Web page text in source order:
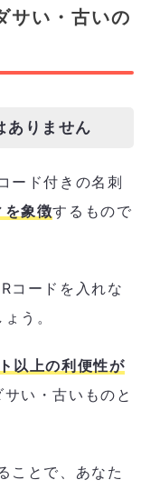
サい・古いの
ありません
ード付きの名刺
を象徴するもので
コードを入れな
う。
以上の利便性が
い・古いものと
ことで、あなた